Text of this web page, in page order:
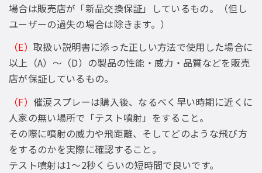
場合は販売店が「新品交換保証」しているもの。（但し
ユーザーの過失の場合は除きます。）
（E） 取扱い説明書に添った正しい方法で使用した場合に
以上（A）〜（D）の製品の性能・威力・品質などを販売
店が保証しているもの。
（F） 催涙スプレーは購入後、なるべく早い時期に近くに
人家の無い場所で「テスト噴射」をすること。
その際に噴射の威力や飛距離、そしてどのような飛び方
をするのかを実際に確認すること。
テスト噴射は1〜2秒くらいの短時間で良いです。